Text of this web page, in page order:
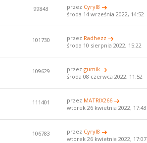
99843 przez Cyryl8
środa 14 września 2022, 14:52
101730 przez Radhezz
środa 10 sierpnia 2022, 15:22
109629 przezgumik
środa 08 czerwca 2022, 11:52
111401 przez MATRIX266
wtorek 26 kwietnia 2022, 17:43
106783 przez Cyryl8
wtorek 26 kwietnia 2022, 17:07